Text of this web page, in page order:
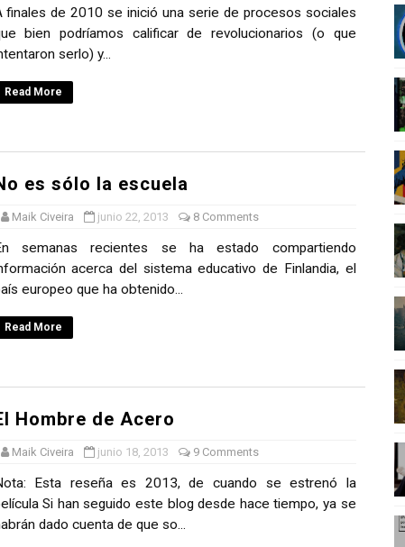
marxista?
sobre el fascismo
mundial: Verano de 2026
a 'THE BOYS'
finales de 2010 se inició una serie de procesos sociales
bien podríamos calificar de revolucionarios (o que
serlo) y...
Read More
es sólo la escuela
Maik Civeira junio 22, 2013 8 Comments
semanas recientes se ha estado compartiendo
acerca del sistema educativo de Finlandia, el
europeo que ha obtenido...
Read More
Hombre de Acero
Maik Civeira junio 18, 2013 9 Comments
Esta reseña es 2013, de cuando se estrenó la
Si han seguido este blog desde hace tiempo, ya se
dado cuenta de que so...